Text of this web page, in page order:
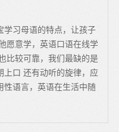
学习母语的特点，让孩子
愿意学，英语口语在线学
比较可靠，我们最缺的是
上口 还有动听的旋律，应
性语言，英语在生活中随